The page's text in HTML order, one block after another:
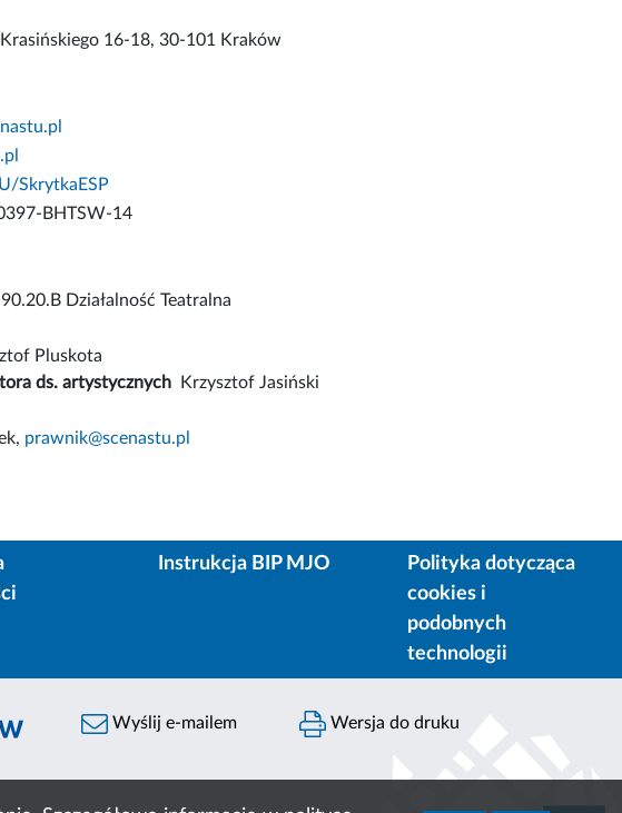
16-18, 30-101 Kraków
SkrytkaESP
BHTSW-14
Działalność Teatralna
Pluskota
ds. artystycznych Krzysztof Jasiński
prawnik@scenastu.pl
Instrukcja BIP MJO
Polityka dotycząca
cookies i
podobnych
technologii
Wyślij e-mailem Wersja do druku